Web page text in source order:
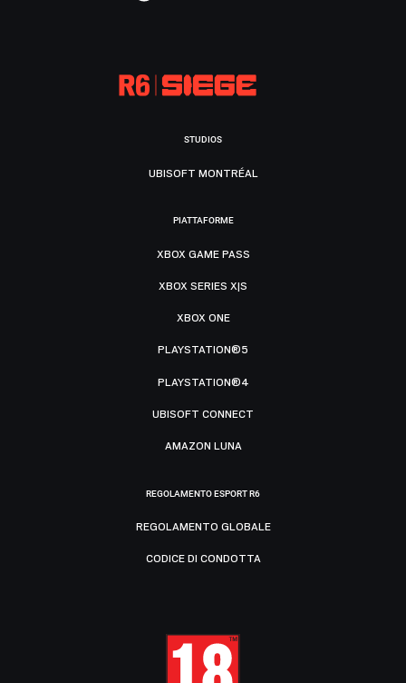
STUDIOS
UBISOFT MONTRÉAL
PIATTAFORME
XBOX GAME PASS
XBOX SERIES X|S
XBOX ONE
PLAYSTATION®5
PLAYSTATION®4
UBISOFT CONNECT
AMAZON LUNA
REGOLAMENTO ESPORT R6
REGOLAMENTO GLOBALE
CODICE DI CONDOTTA